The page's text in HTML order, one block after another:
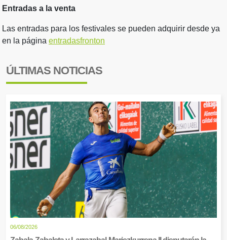
Entradas a la venta
Las entradas para los festivales se pueden adquirir desde ya
en la página entradasfronton
ÚLTIMAS NOTICIAS
06/08/2026